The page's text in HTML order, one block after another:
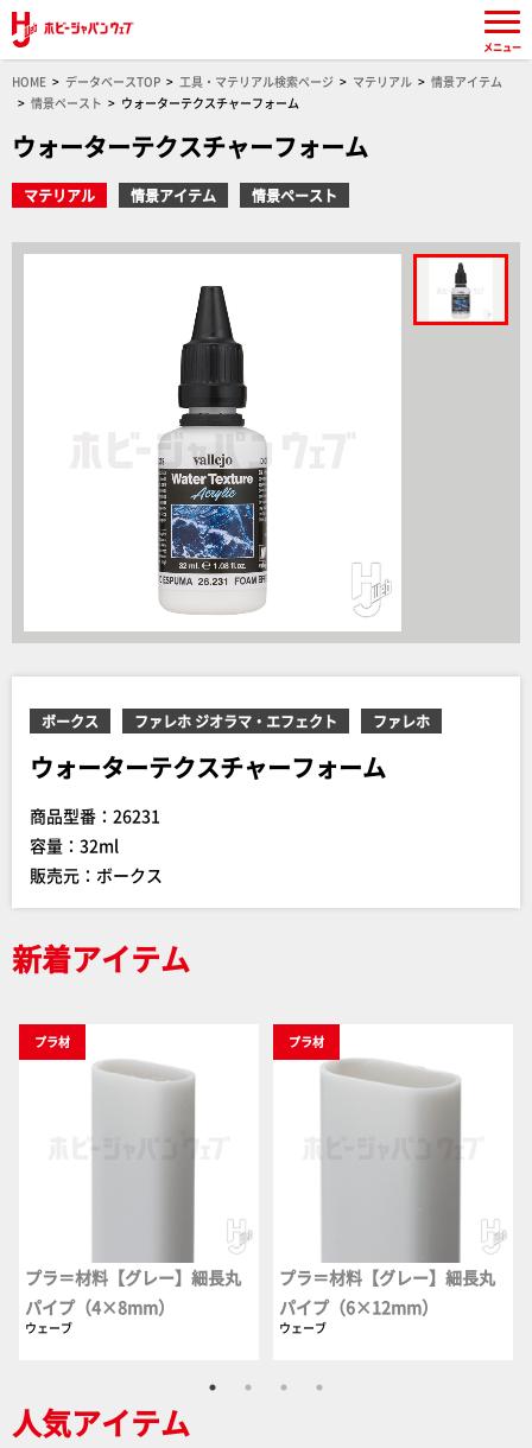
HOME データベースTOP 工具・マテリアル検索ページ マテリアル
情景アイテム
情景ペースト
ウォーターテクスチャーフォーム
ウォーターテクスチャーフォーム
マテリアル 情景アイテム 情景ペースト
ボークス ファレホ ジオラマ・エフェクト ファレホ
ウォーターテクスチャーフォーム
商品型番：26231
容量：32ml
販売元：ボークス
新着アイテム
プラ材
プラ＝材料【グレー】細長丸
パイプ（4×8mm）
ウェーブ
プラ材
プラ＝材料【グレー】細長丸
パイプ（6×12mm）
ウェーブ
人気アイテム
メニュー